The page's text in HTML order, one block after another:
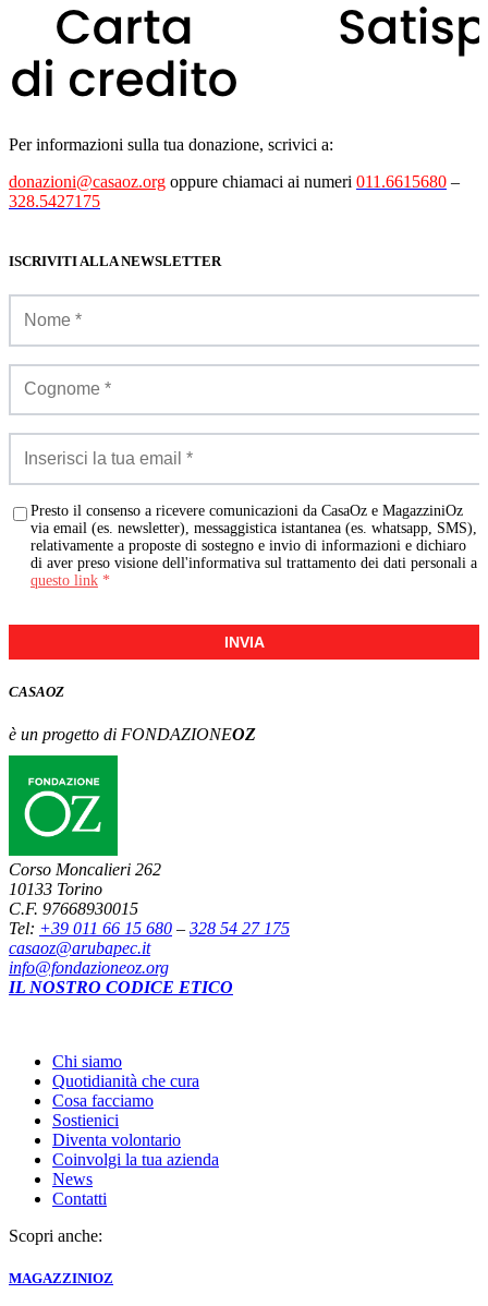
Per informazioni sulla tua donazione, scrivici a:
donazioni@casaoz.org oppure chiamaci ai numeri 011.6615680 –
328.5427175
ISCRIVITI ALLA NEWSLETTER
Presto il consenso a ricevere comunicazioni da CasaOz e MagazziniOz
via email (es. newsletter), messaggistica istantanea (es. whatsapp, SMS),
relativamente a proposte di sostegno e invio di informazioni e dichiaro
di aver preso visione dell'informativa sul trattamento dei dati personali a
questo link *
INVIA
CASAOZ
è un progetto di FONDAZIONEOZ
Corso Moncalieri 262
10133 Torino
C.F. 97668930015
Tel: +39 011 66 15 680 – 328 54 27 175
casaoz@arubapec.it
info@fondazioneoz.org
IL NOSTRO CODICE ETICO
Chi siamo
Quotidianità che cura
Cosa facciamo
Sostienici
Diventa volontario
Coinvolgi la tua azienda
News
Contatti
Scopri anche:
MAGAZZINIOZ